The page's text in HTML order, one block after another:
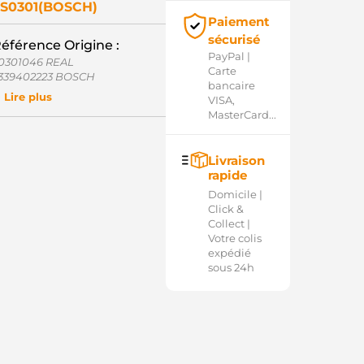
Origine :
REAL
BOSCH
BOSCH
WOODAUTO
CASCO
Lire plus
Paiement
sécurisé
PayPal |
Carte
bancaire
VISA,
MasterCard...
Livraison
rapide
Domicile |
Click &
Collect |
Votre colis
expédié
sous 24h